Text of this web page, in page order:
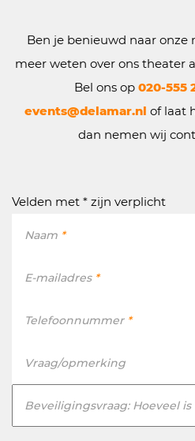
Ben je benieuwd naar onze
meer weten over ons theater
Bel ons op 020-555
events@delamar.nl of laat
dan nemen wij
Velden met * zijn verplicht
Naam *
E-mailadres *
Telefoonnummer *
Vraag/opmerking
Beveiligingsvraag: Hoeveel is